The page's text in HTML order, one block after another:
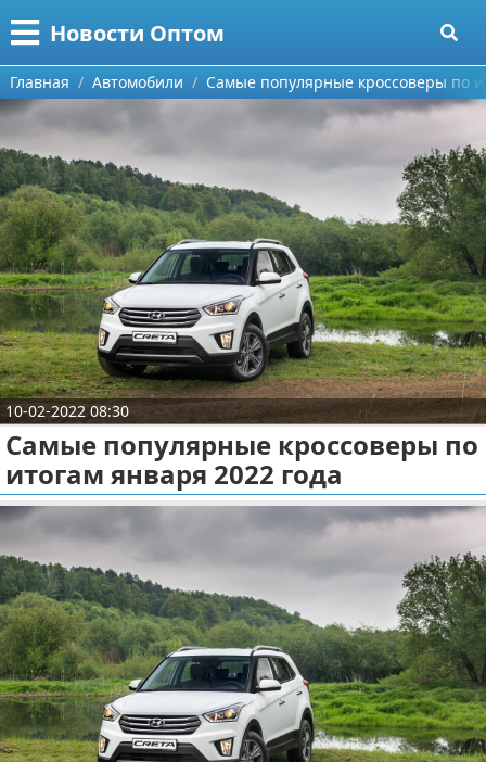
Новости Оптом
Меню
Главная
Информационные технологии
Автомобили
Знаменитости
Политика
Природа
Философия
Культура
Экономика
Разное
Поиск
О проекте
Контакты
Сотрудничество
Размещение рекламы
Для правообладателей
Условия предоставления информации
Отказ от ответственности
Главная Автомобили Самые популярные кроссоверы по
10-02-2022 08:30
Самые популярные кроссоверы по
итогам января 2022 года